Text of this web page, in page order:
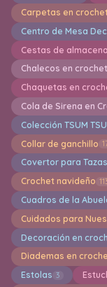
Carpetas en
Centro de Mesa
Cestas de
Chalecos en crochet
Chaquetas en
Cola de Sirena en
Colección TSUM
Collar de ganchillo
Covertor para
Crochet navideño
Cuadros de la
Cuidados para
Decoración en
Diademas en
Estolas 3